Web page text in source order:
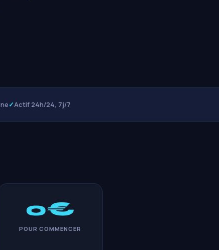
✓Actif 24h/24, 7j/7
0€
POUR COMMENCER